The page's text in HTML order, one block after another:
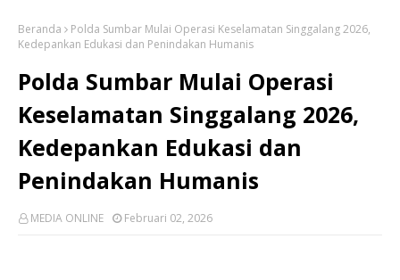
Beranda
Polda Sumbar Mulai Operasi Keselamatan Singgalang 2026,
Kedepankan Edukasi dan Penindakan Humanis
Polda Sumbar Mulai Operasi
Keselamatan Singgalang 2026,
Kedepankan Edukasi dan
Penindakan Humanis
MEDIA ONLINE Februari 02, 2026